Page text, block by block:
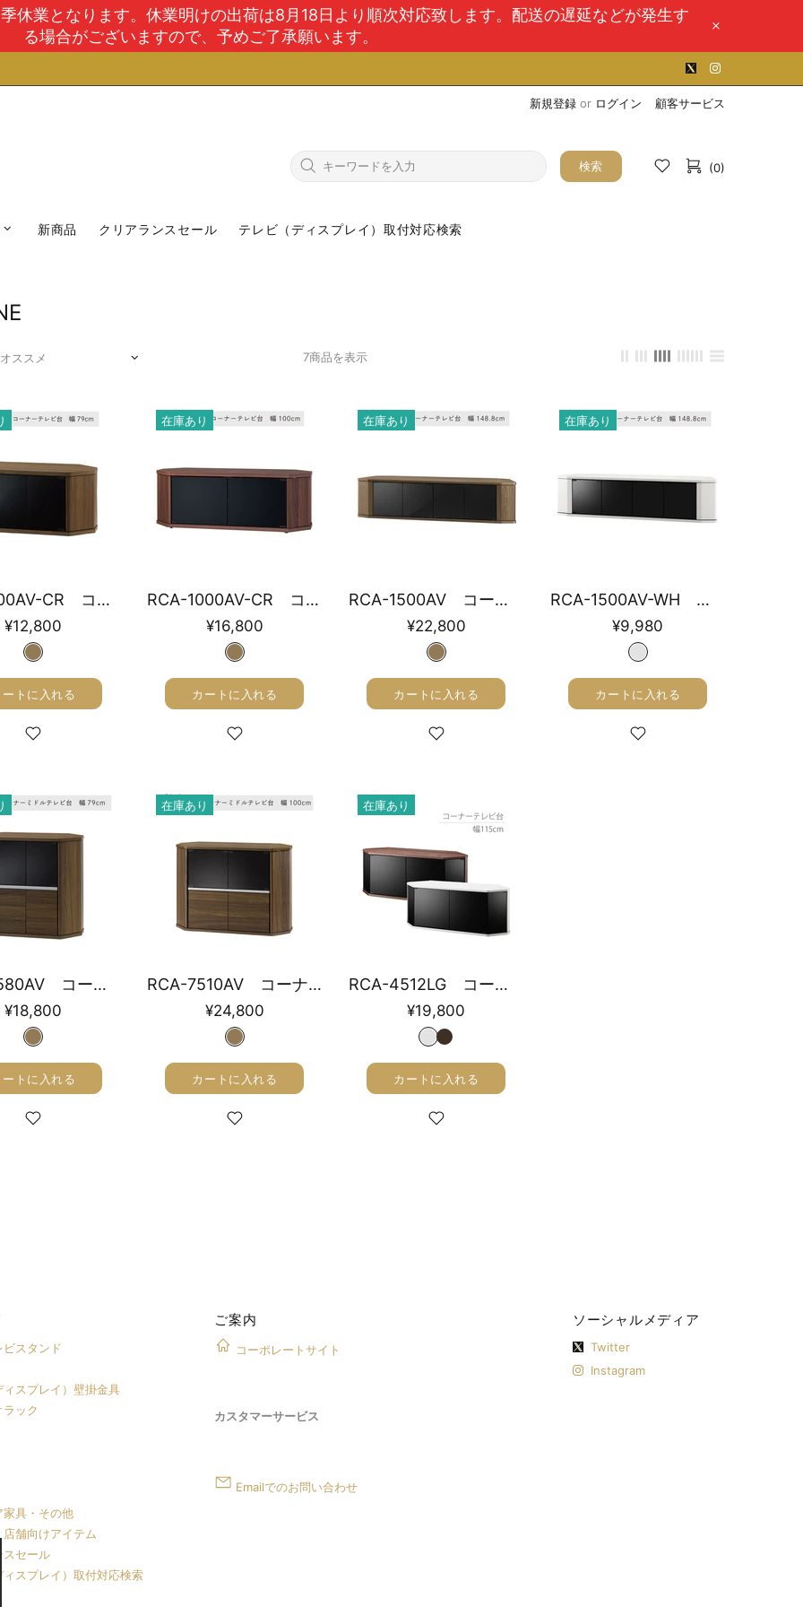
業となります。休業明けの出荷は8月18日より順次対応致します。配送の遅延などが発生す
る場合がございますので、予めご了承願います。
新規登録 or ログイン 顧客サービス
検索 (0)
新商品 クリアランスセール テレビ（ディスプレイ）取付対応検索
7商品を表示
RCA-800AV-CR コーナーテレビ台 幅79cm
¥12,800
ートに入れる
在庫あり
RCA-1000AV-CR コーナーテレビ台 幅100cm
¥16,800
カートに入れる
在庫あり
RCA-1500AV コーナーテレビ台 幅148.8cm
¥22,800
カートに入れる
在庫あり
RCA-1500AV-WH コーナーテレビ台 幅148.8cm
¥9,980
カートに入れる
RCA-7580AV コーナーミドルテレビ台 幅79cm
¥18,800
ートに入れる
在庫あり
RCA-7510AV コーナーミドルテレビ台 幅100cm
¥24,800
カートに入れる
在庫あり
RCA-4512LG コーナーテレビ台 幅115cm
¥19,800
カートに入れる
スタンド
ィスプレイ）壁掛金具
ック
家具・その他
舗向けアイテム
スセール
ィスプレイ）取付対応検索
ご案内
コーポレートサイト
カスタマーサービス
Emailでのお問い合わせ
ソーシャルメディア
Twitter
Instagram